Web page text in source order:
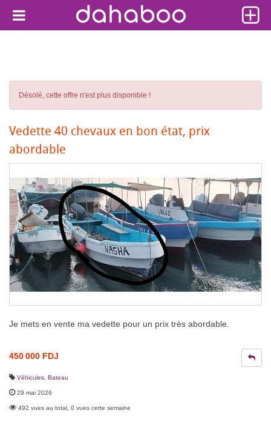
Désolé, cette offre n'est plus disponible !
Vedette 40 chevaux en bon état, prix
abordable
Je mets en vente ma vedette pour un prix très abordable.
450 000 FDJ
Véhicules Bateau
29 mai 2026
492 vues au total, 0 vues cette semaine